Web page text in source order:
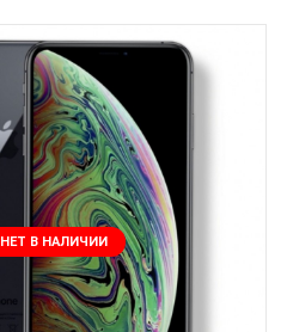
НЕТ В НАЛИЧИИ